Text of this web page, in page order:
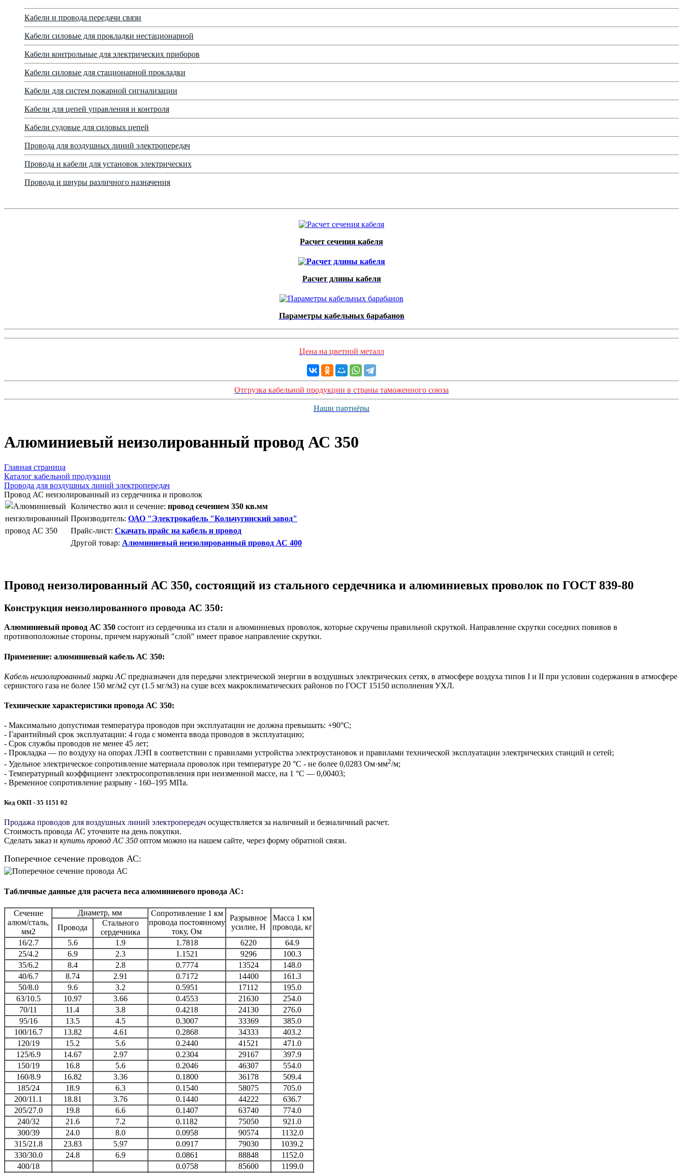
Кабели и провода передачи связи
Кабели силовые для прокладки нестационарной
Кабели контрольные для электрических приборов
Кабели силовые для стационарной прокладки
Кабели для систем пожарной сигнализации
Кабели для цепей управления и контроля
Кабели судовые для силовых цепей
Провода для воздушных линий электропередач
Провода и кабели для установок электрических
Провода и шнуры различного назначения
Расчет сечения кабеля
Расчет длины кабеля
Параметры кабельных барабанов
Цена на цветной металл
Отгрузка кабельной продукции в страны таможенного союза
Наши партнёры
Алюминиевый неизолированный провод АС 350
Главная страница
Каталог кабельной продукции
Провода для воздушных линий электропередач
Провод АС неизолированный из сердечника и проволок
Количество жил и сечение: провод сечением 350 кв.мм
Производитель: ОАО "Электрокабель "Кольчугинский завод"
Прайс-лист: Скачать прайс на кабель и провод
Другой товар: Алюминиевый неизолированный провод АС 400
Провод неизолированный АС 350, состоящий из стального сердечника и алюминиевых проволок по ГОСТ 839-80
Конструкция неизолированного провода АС 350:
Алюминиевый провод АС 350 состоит из сердечника из стали и алюминиевых проволок, которые скручены правильной скруткой. Направление скрутки соседних повивов в
противоположные стороны, причем наружный "слой" имеет правое направление скрутки.
Применение: алюминиевый кабель АС 350:
Кабель неизолированный марки АС предназначен для передачи электрической энергии в воздушных электрических сетях, в атмосфере воздуха типов I и II при условии содержания в атмосфере
сернистого газа не более 150 мг/м2 сут (1.5 мг/м3) на суше всех макроклиматических районов по ГОСТ 15150 исполнения УХЛ.
Технические характеристики провода АС 350:
- Максимально допустимая температура проводов при эксплуатации не должна превышать: +90°С;
- Гарантийный срок эксплуатации: 4 года с момента ввода проводов в эксплуатацию;
- Срок службы проводов не менее 45 лет;
- Прокладка — по воздуху на опорах ЛЭП в соответствии с правилами устройства электроустановок и правилами технической эксплуатации электрических станций и сетей;
- Удельное электрическое сопротивление материала проволок при температуре 20 °С - не более 0,0283 Ом·мм2/м;
- Температурный коэффициент электросопротивления при неизменной массе, на 1 °С — 0,00403;
- Временное сопротивление разрыву - 160–195 МПа.
Код ОКП - 35 1151 02
Продажа проводов для воздушных линий электропередач осуществляется за наличный и безналичный расчет.
Стоимость провода АС уточните на день покупки.
Сделать заказ и купить провод АС 350 оптом можно на нашем сайте, через форму обратной связи.
Поперечное сечение проводов АС:
Табличные данные для расчета веса алюминиевого провода АС:
Сечение
алюм/сталь,
мм2
Диаметр, мм
Сопротивление 1 км
провода постоянному
току, Ом
Разрывное
усилие, Н
Масса 1 км
провода, кг
Провода
Стального
сердечника
16/2.7
5.6 1.9 1.7818 6220
64.9
25/4.2
6.9 2.3 1.1521 9296
100.3
35/6.2
8.4 2.8 0.7774 13524
148.0
40/6.7
8.74 2.91 0.7172 14400
161.3
50/8.0
9.6 3.2 0.5951 17112
195.0
63/10.5
10.97 3.66 0.4553 21630
254.0
70/11
11.4 3.8 0.4218 24130
276.0
95/16
13.5 4.5 0.3007 33369
385.0
100/16.7
13.82 4.61 0.2868 34333
403.2
120/19
15.2 5.6 0.2440 41521
471.0
125/6.9
14.67 2.97 0.2304 29167
397.9
150/19
16.8 5.6 0.2046 46307
554.0
160/8.9
16.82 3.36 0.1800 36178
509.4
185/24
18.9 6.3 0.1540 58075
705.0
200/11.1
18.81 3.76 0.1440 44222
636.7
205/27.0
19.8 6.6 0.1407 63740
774.0
240/32
21.6 7.2 0.1182 75050
921.0
300/39
24.0 8.0 0.0958 90574
1132.0
315/21.8
23.83 5.97 0.0917 79030
1039.2
330/30.0
24.8 6.9 0.0861 88848
1152.0
400/18
0.0758 85600 1199.0